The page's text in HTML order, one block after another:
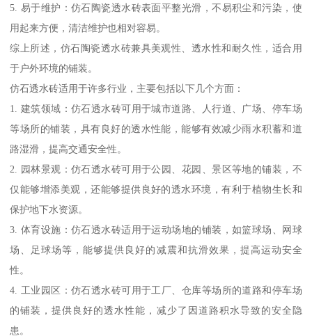
5. 易于维护：仿石陶瓷透水砖表面平整光滑，不易积尘和污染，使
用起来方便，清洁维护也相对容易。
综上所述，仿石陶瓷透水砖兼具美观性、透水性和耐久性，适合用
于户外环境的铺装。
仿石透水砖适用于许多行业，主要包括以下几个方面：
1. 建筑领域：仿石透水砖可用于城市道路、人行道、广场、停车场
等场所的铺装，具有良好的透水性能，能够有效减少雨水积蓄和道
路湿滑，提高交通安全性。
2. 园林景观：仿石透水砖可用于公园、花园、景区等地的铺装，不
仅能够增添美观，还能够提供良好的透水环境，有利于植物生长和
保护地下水资源。
3. 体育设施：仿石透水砖适用于运动场地的铺装，如篮球场、网球
场、足球场等，能够提供良好的减震和抗滑效果，提高运动安全
性。
4. 工业园区：仿石透水砖可用于工厂、仓库等场所的道路和停车场
的铺装，提供良好的透水性能，减少了因道路积水导致的安全隐
患。